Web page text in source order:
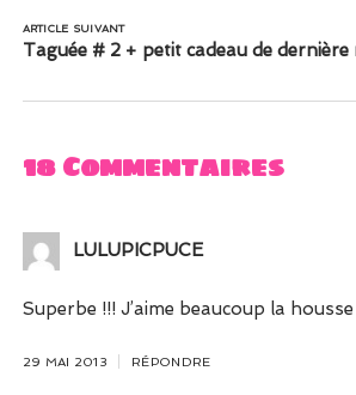
ARTICLE SUIVANT
Taguée # 2 + petit cadeau de dernière
18 Commentaires
LULUPICPUCE
Superbe !!! J’aime beaucoup la housse
29 MAI 2013 RÉPONDRE